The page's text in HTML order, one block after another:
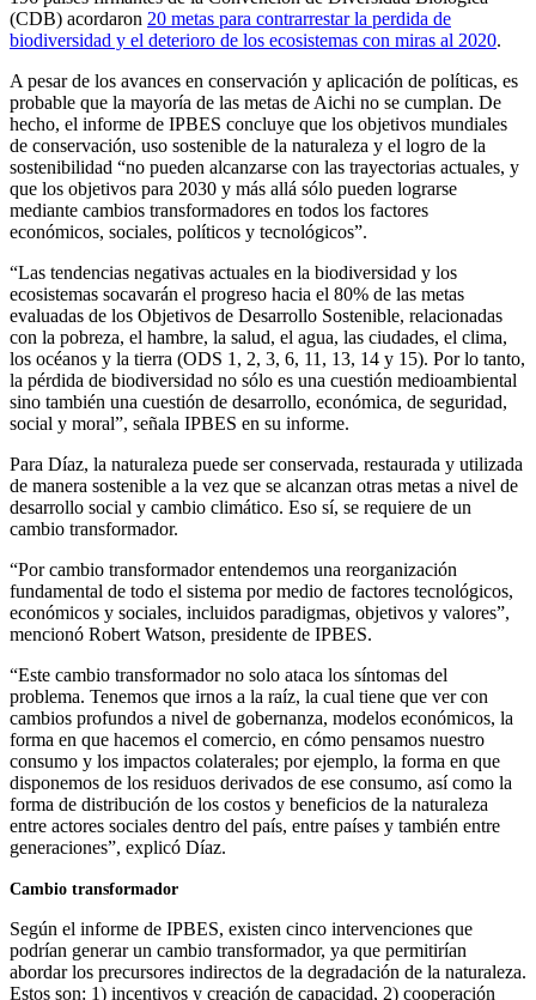
(CDB) acordaron 20 metas para contrarrestar la perdida de
biodiversidad y el deterioro de los ecosistemas con miras al 2020.
A pesar de los avances en conservación y aplicación de políticas, es
probable que la mayoría de las metas de Aichi no se cumplan. De
hecho, el informe de IPBES concluye que los objetivos mundiales
de conservación, uso sostenible de la naturaleza y el logro de la
sostenibilidad “no pueden alcanzarse con las trayectorias actuales, y
que los objetivos para 2030 y más allá sólo pueden lograrse
mediante cambios transformadores en todos los factores
económicos, sociales, políticos y tecnológicos”.
“Las tendencias negativas actuales en la biodiversidad y los
ecosistemas socavarán el progreso hacia el 80% de las metas
evaluadas de los Objetivos de Desarrollo Sostenible, relacionadas
con la pobreza, el hambre, la salud, el agua, las ciudades, el clima,
los océanos y la tierra (ODS 1, 2, 3, 6, 11, 13, 14 y 15). Por lo tanto,
la pérdida de biodiversidad no sólo es una cuestión medioambiental
sino también una cuestión de desarrollo, económica, de seguridad,
social y moral”, señala IPBES en su informe.
Para Díaz, la naturaleza puede ser conservada, restaurada y utilizada
de manera sostenible a la vez que se alcanzan otras metas a nivel de
desarrollo social y cambio climático. Eso sí, se requiere de un
cambio transformador.
“Por cambio transformador entendemos una reorganización
fundamental de todo el sistema por medio de factores tecnológicos,
económicos y sociales, incluidos paradigmas, objetivos y valores”,
mencionó Robert Watson, presidente de IPBES.
“Este cambio transformador no solo ataca los síntomas del
problema. Tenemos que irnos a la raíz, la cual tiene que ver con
cambios profundos a nivel de gobernanza, modelos económicos, la
forma en que hacemos el comercio, en cómo pensamos nuestro
consumo y los impactos colaterales; por ejemplo, la forma en que
disponemos de los residuos derivados de ese consumo, así como la
forma de distribución de los costos y beneficios de la naturaleza
entre actores sociales dentro del país, entre países y también entre
generaciones”, explicó Díaz.
Cambio transformador
Según el informe de IPBES, existen cinco intervenciones que
podrían generar un cambio transformador, ya que permitirían
abordar los precursores indirectos de la degradación de la naturaleza.
Estos son: 1) incentivos y creación de capacidad, 2) cooperación